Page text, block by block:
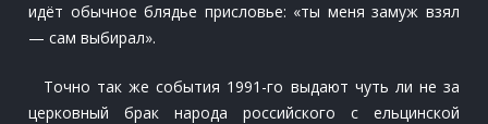
идёт обычное блядье присловье: «ты меня замуж взял
— сам выбирал».
Точно так же события 1991-го выдают чуть ли не за
церковный брак народа российского с ельцинской